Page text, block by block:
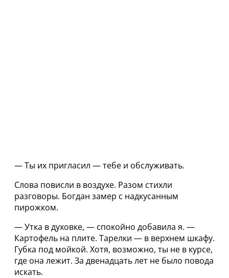
— Ты их пригласил — тебе и обслуживать.
Слова повисли в воздухе. Разом стихли
разговоры. Богдан замер с надкусанным
пирожком.
— Утка в духовке, — спокойно добавила я. —
Картофель на плите. Тарелки — в верхнем шкафу.
Губка под мойкой. Хотя, возможно, ты не в курсе,
где она лежит. За двенадцать лет не было повода
искать.